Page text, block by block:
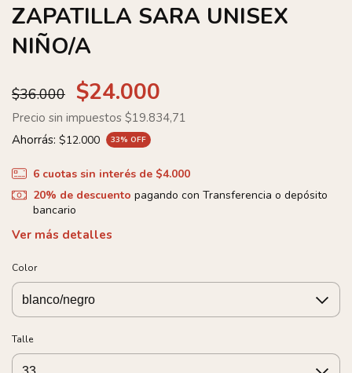
ZAPATILLA SARA UNISEX
NIÑO/A
$36.000 $24.000
Precio sin impuestos $19.834,71
Ahorrás: $12.000 33% OFF
6 cuotas sin interés de $4.000
20% de descuento pagando con Transferencia o depósito
bancario
Ver más detalles
Color
Talle